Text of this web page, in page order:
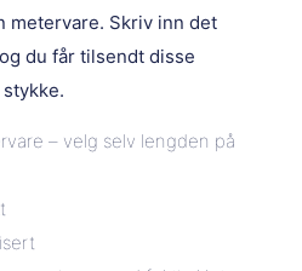
metervare. Skriv inn det
du får tilsendt disse
– velg selv lengden på